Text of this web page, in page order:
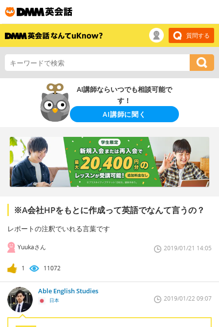
質問する
AI講師ならいつでも相談可能で
す！
AI講師に聞く
※A会社HPをもとに作成って英語でなんて言うの？
レポートの注釈でいれる言葉です
Yuukaさん 2019/01/21 14:05
1 11072
Able English Studies
日本 2019/01/22 09:07